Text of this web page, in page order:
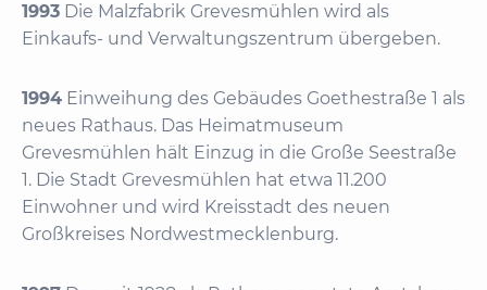
1993 Die Malzfabrik Grevesmühlen wird als
Einkaufs- und Verwaltungszentrum übergeben.
1994 Einweihung des Gebäudes Goethestraße 1 als
neues Rathaus. Das Heimatmuseum
Grevesmühlen hält Einzug in die Große Seestraße
1. Die Stadt Grevesmühlen hat etwa 11.200
Einwohner und wird Kreisstadt des neuen
Großkreises Nordwestmecklenburg.